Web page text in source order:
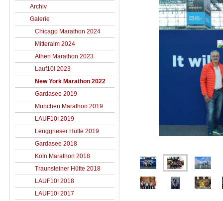
Archiv
Galerie
Chicago Marathon 2024
Mitteralm 2024
Athen Marathon 2023
Lauf10! 2023
New York Marathon 2022
Gardasee 2019
München Marathon 2019
LAUF10! 2019
Lenggrieser Hütte 2019
Gardasee 2018
Köln Marathon 2018
Traunsteiner Hütte 2018
LAUF10! 2018
LAUF10! 2017